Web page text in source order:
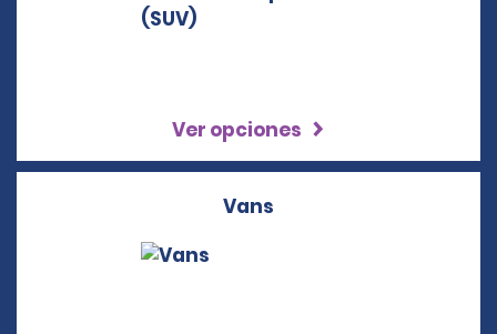
Ver opciones
Vans